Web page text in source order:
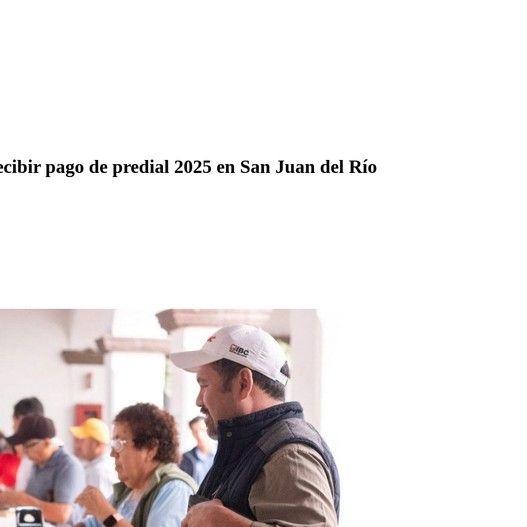
pago de predial 2025 en San Juan del Río